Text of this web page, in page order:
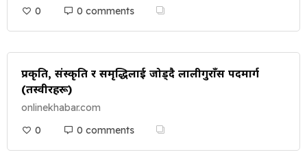
0
0 comments
प्रकृति, संस्कृति र समृद्धिलाई जोड्दै लालीगुराँस पदमार्ग
(तस्वीरहरू)
onlinekhabar.com
0
0 comments